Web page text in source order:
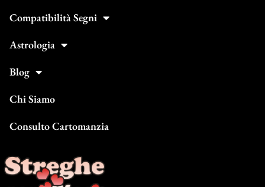
Compatibilità Segni
Astrologia
Blog
Chi Siamo
Consulto Cartomanzia